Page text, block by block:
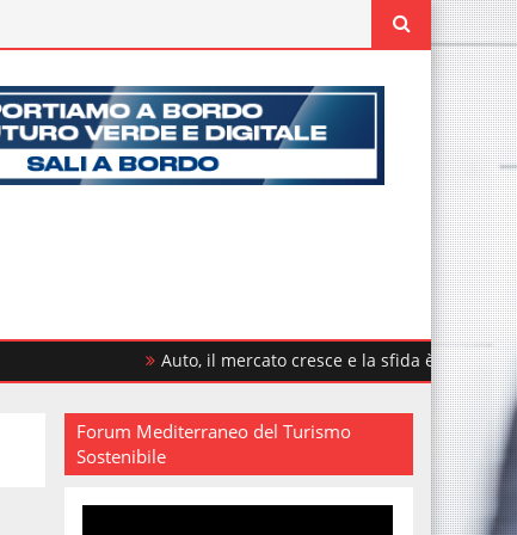
Auto, il mercato cresce e la sfida è rinnovare il parco
Forum Mediterraneo del Turismo
Sostenibile